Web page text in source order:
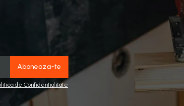
de Confidentialitate